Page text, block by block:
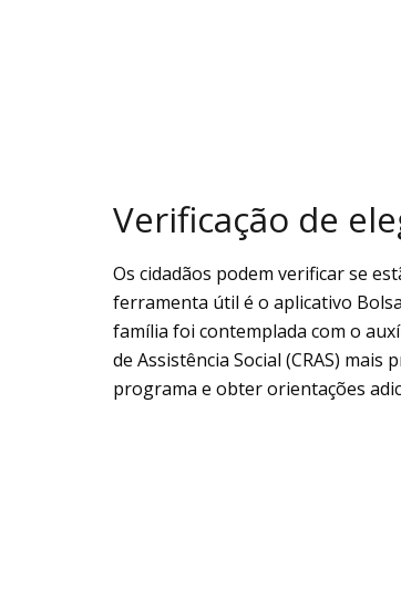
Verificação de
Os cidadãos podem verificar se
ferramenta útil é o aplicativo
família foi contemplada com o
de Assistência Social (CRAS)
programa e obter orientações